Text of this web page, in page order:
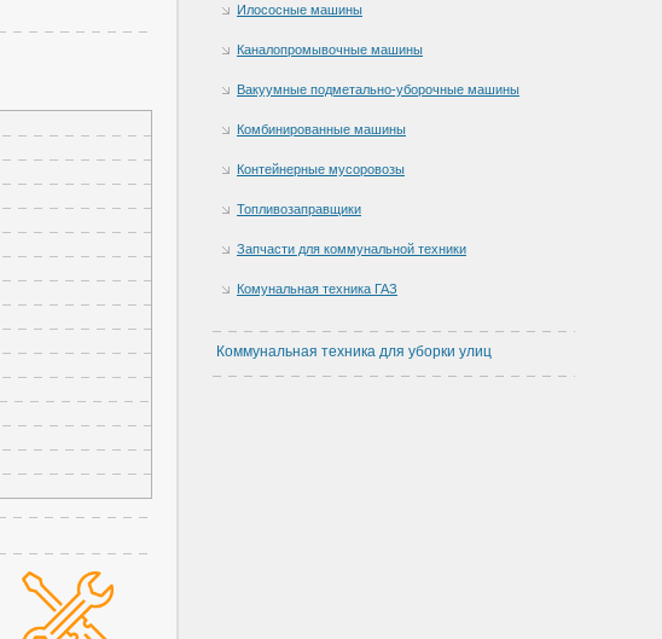
Илососные машины
Каналопромывочные машины
Вакуумные подметально-уборочные машины
Комбинированные машины
Контейнерные мусоровозы
Топливозаправщики
Запчасти для коммунальной техники
Комунальная техника ГАЗ
Коммунальная техника для уборки улиц